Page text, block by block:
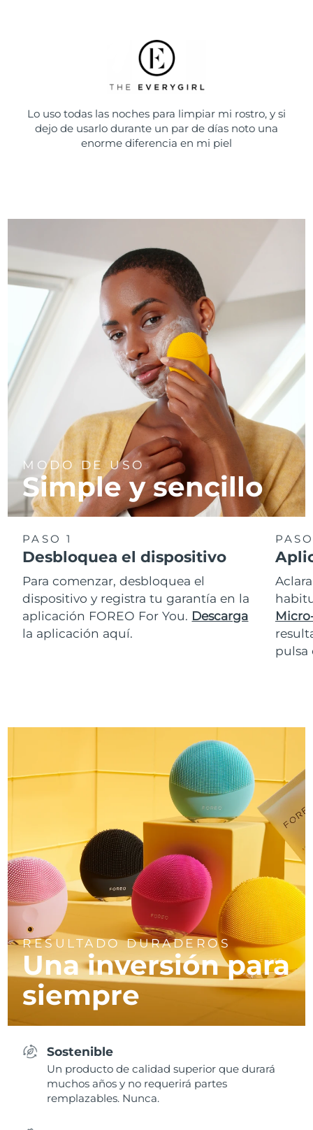
Lo uso todas las noches para limpiar mi rostro, y si
dejo de usarlo durante un par de días noto una
enorme diferencia en mi piel
MODO DE USO
Simple y sencillo
PASO 1
Desbloquea el dispositivo
Para comenzar, desbloquea el
dispositivo y registra tu garantía en la
aplicación FOREO For You. Descarga
la aplicación aquí.
pulsa
RESULTADO DURADEROS
Una inversión para
siempre
Sostenible
Un producto de calidad superior que durará
muchos años y no requerirá partes
remplazables. Nunca.